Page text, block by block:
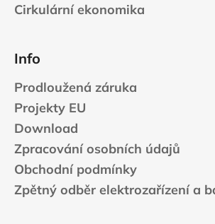
Cirkulární ekonomika
Info
Prodloužená záruka
Projekty EU
Download
Zpracování osobních údajů
Obchodní podmínky
Zpětný odběr elektrozařízení a